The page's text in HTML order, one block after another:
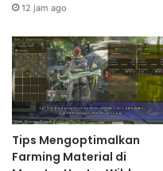
12 jam ago
Tips Mengoptimalkan
Farming Material di